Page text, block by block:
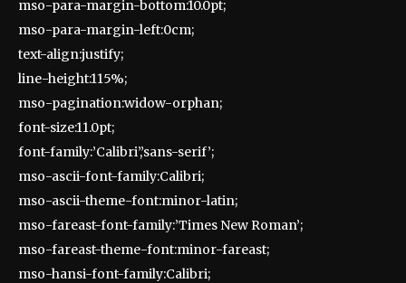
mso-para-margin-bottom:10.0pt;
mso-para-margin-left:0cm;
text-align:justify;
line-height:115%;
mso-pagination:widow-orphan;
font-size:11.0pt;
font-family:’Calibri’,’sans-serif’;
mso-ascii-font-family:Calibri;
mso-ascii-theme-font:minor-latin;
mso-fareast-font-family:’Times New Roman’;
mso-fareast-theme-font:minor-fareast;
mso-hansi-font-family:Calibri;